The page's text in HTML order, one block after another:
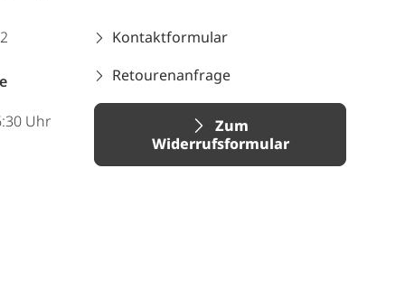
Uhr
Kontaktformular
Retourenanfrage
Zum
Widerrufsformular